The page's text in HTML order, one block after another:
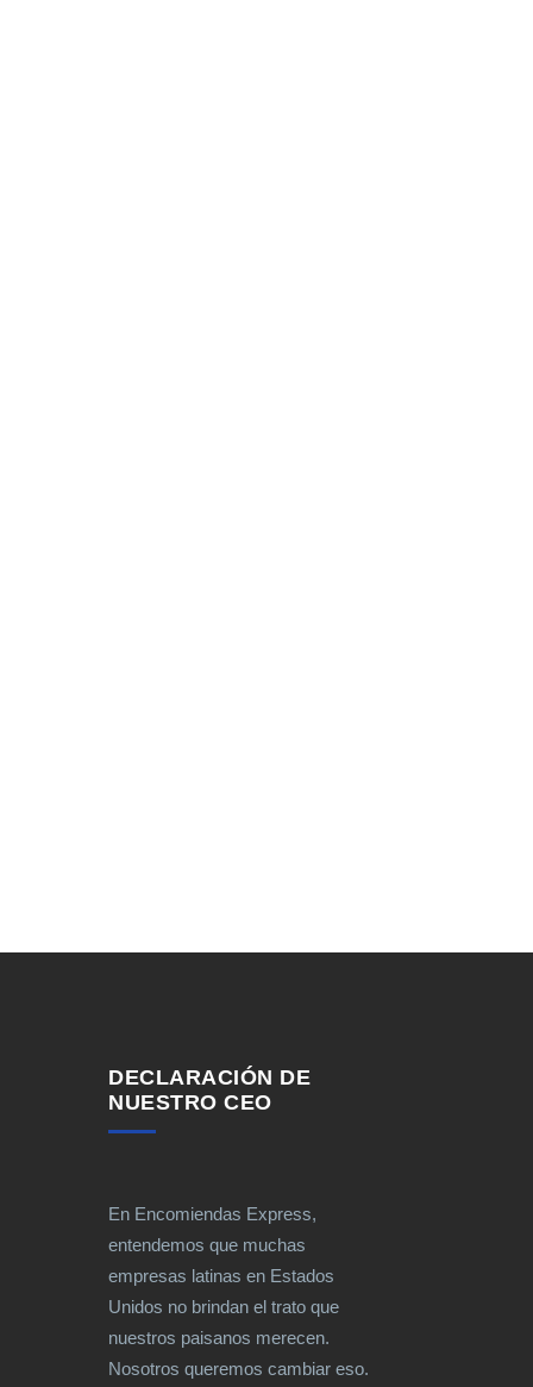
DECLARACIÓN DE
NUESTRO CEO
En Encomiendas Express,
entendemos que muchas
empresas latinas en Estados
Unidos no brindan el trato que
nuestros paisanos merecen.
Nosotros queremos cambiar eso.